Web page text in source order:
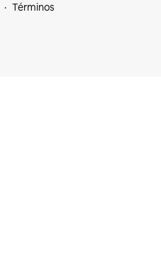
Términos